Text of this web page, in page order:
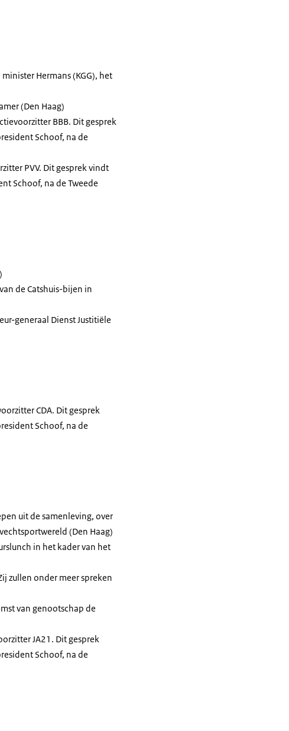
Hermans (KGG), het
(Den Haag)
BBB. Dit gesprek
Schoof, na de
PVV. Dit gesprek vindt
Schoof, na de Tweede
de Catshuis-bijen in
generaal Dienst Justitiële
CDA. Dit gesprek
Schoof, na de
uit de samenleving, over
(Den Haag)
in het kader van het
zullen onder meer spreken
van genootschap de
JA21. Dit gesprek
Schoof, na de